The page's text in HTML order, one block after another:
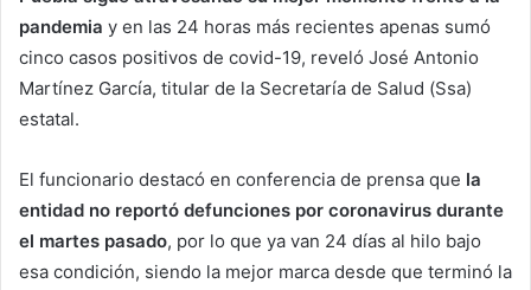
pandemia y en las 24 horas más recientes apenas sumó
cinco casos positivos de covid-19, reveló José Antonio
Martínez García, titular de la Secretaría de Salud (Ssa)
estatal.
El funcionario destacó en conferencia de prensa que la
entidad no reportó defunciones por coronavirus durante
el martes pasado, por lo que ya van 24 días al hilo bajo
esa condición, siendo la mejor marca desde que terminó la